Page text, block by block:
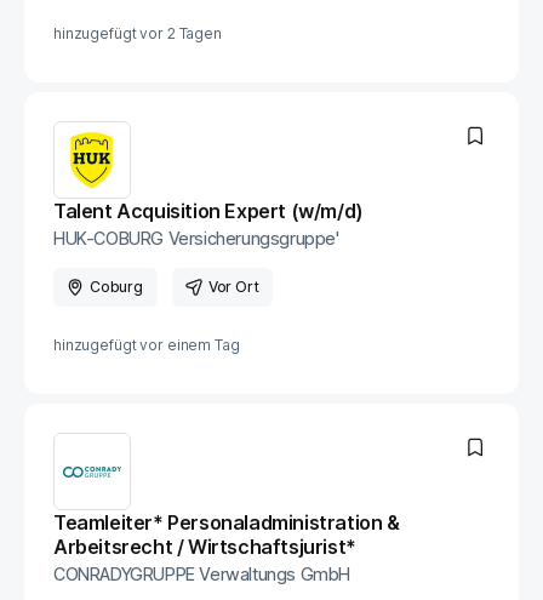
hinzugefügt vor 2 Tagen
Talent Acquisition Expert (w/m/d)
HUK-COBURG Versicherungsgruppe'
Coburg Vor Ort
hinzugefügt vor einem Tag
Teamleiter* Personaladministration &
Arbeitsrecht / Wirtschaftsjurist*
CONRADYGRUPPE Verwaltungs GmbH